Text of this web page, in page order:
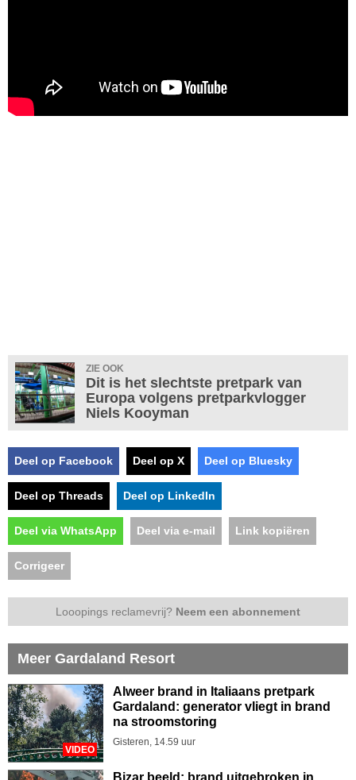
ZIE OOK
Dit is het slechtste pretpark van
Europa volgens pretparkvlogger
Niels Kooyman
Deel op Facebook Deel op X Deel op Bluesky
Deel op Threads Deel op LinkedIn
Deel via WhatsApp Deel via e-mail Link kopiëren
Corrigeer
Looopings reclamevrij? Neem een abonnement
Meer Gardaland Resort
VIDEO
Alweer brand in Italiaans pretpark
Gardaland: generator vliegt in brand
na stroomstoring
Gisteren, 14.59 uur